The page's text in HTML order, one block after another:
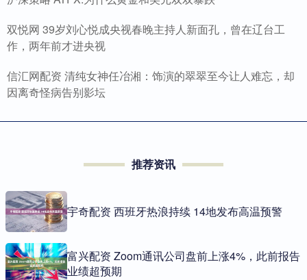
双悦网 39岁刘心悦成央视春晚主持人新面孔，曾在辽台工
作，两年前才进央视
信汇网配资 清纯女神任冶湘：饰演的翠翠至今让人难忘，却
因离奇怪病告别影坛
推荐资讯
宇奇配资 西班牙热浪持续 14地发布高温预警
富兴配资 Zoom通讯公司盘前上涨4%，此前报告
业绩超预期